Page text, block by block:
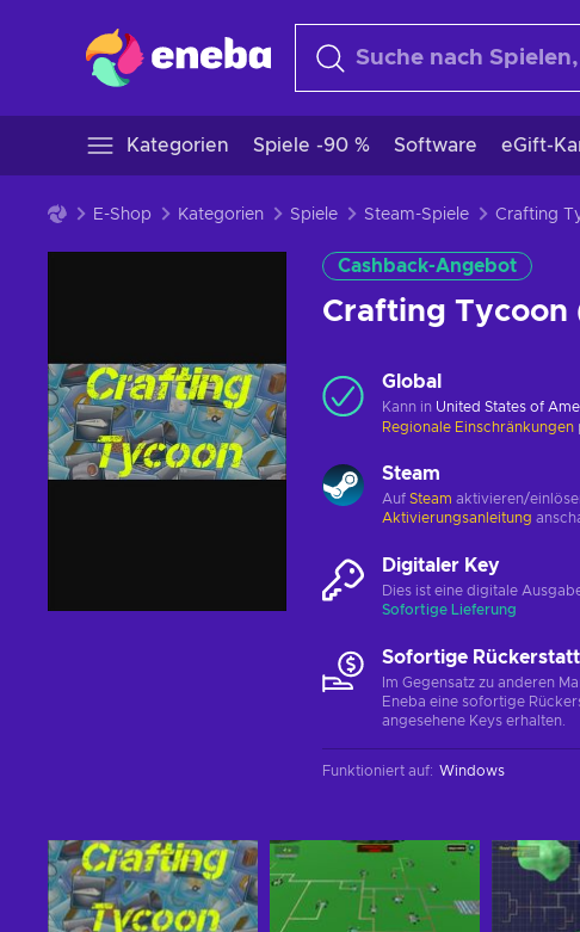
Kategorien Spiele -90 % Software eGift-
E-Shop Kategorien Spiele Steam-Spiele
Cashback-Angebot
Crafting Tycoon
Global
Kann in United States of
Regionale Einschränkungen
Steam
Auf Steam aktivieren/
Aktivierungsanleitung
Digitaler Key
Dies ist eine digitale
Sofortige Lieferung
Sofortige
Im Gegensatz zu anderen
Eneba eine sofortige
angesehene Keys erhalten.
Funktioniert auf: Windows